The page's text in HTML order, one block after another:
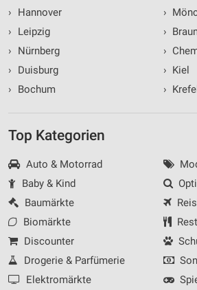
›
Hannover
›
Leipzig
›
Nürnberg
›
Duisburg
›
Bochum
›
›
›
› Kiel
›
Top Kategorien
Auto & Motorrad
Baby & Kind
Baumärkte
Biomärkte
Discounter
Drogerie & Parfümerie
Elektromärkte